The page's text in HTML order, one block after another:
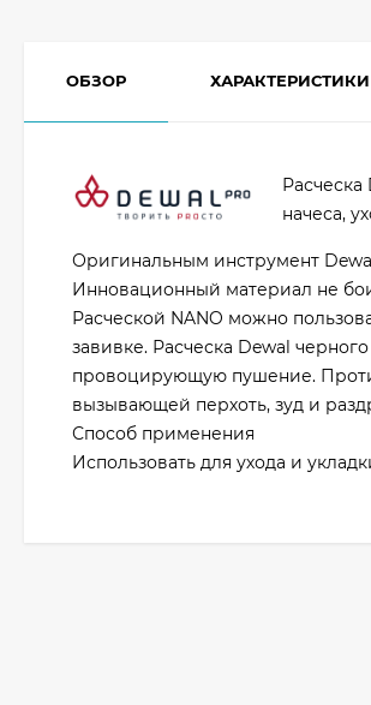
ОБЗОР ХАРАКТЕРИСТИКИ
начеса,
Оригинальным инструмент
Инновационный материал не
Расческой NANO можно
завивке. Расческа Dewal
провоцирующую пушение.
вызывающей перхоть, зуд и
Способ применения
Использовать для ухода и